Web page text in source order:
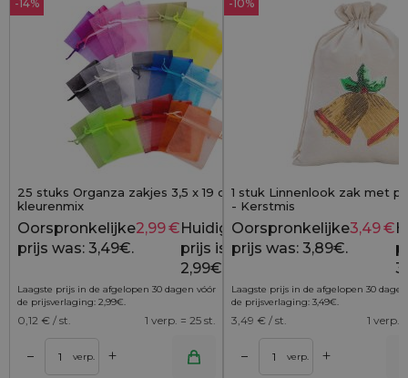
-14%
25 stuks Organza zakjes 3,5 x 19 cm -
kleurenmix
3,49 €
Oorspronkelijke
prijs was: 3,49€.
2,99€Huidige
prijs is:
2,99€.
Laagste prijs in de afgelopen 30 dagen vóór
de prijsverlaging: 2,99€.
0,12 € / st. 1 verp. = 25 st.
– verp. +
-10%
1 stuk Linnenlook zak met
- Kerstmis
Oorspronkelijke
prijs was: 3,89€.
3,49€
Laagste prijs in de afgelopen 30
de prijsverlaging: 3,49€.
3,49 € / st. 1 verp.
– verp. +
Toevoegen aan winkelwagen Toevoegen aan